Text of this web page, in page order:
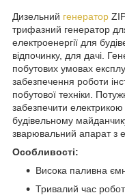
Дизельний генератор
трифазний генератор
електроенергії для
відпочинку, для дачі.
побутових умовах
забезпечення роботи
побутової техніки.
забезпечити
будівельному
зварювальний апарат з
Особливості:
Висока паливна
Тривалий час